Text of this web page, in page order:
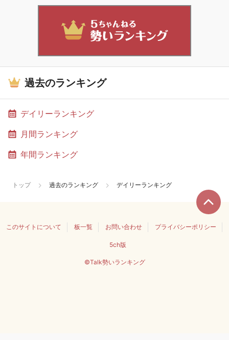
過去のランキング
デイリーランキング
月間ランキング
年間ランキング
トップ 過去のランキング デイリーランキング
このサイトについて 板一覧 お問い合わせ プライバシーポリシー
5ch版
©Talk勢いランキング